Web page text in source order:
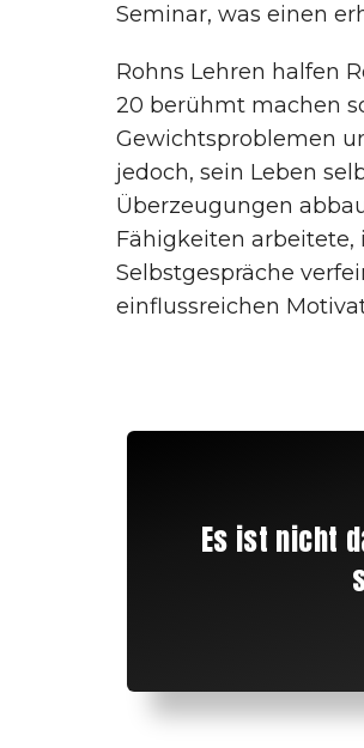
Seminar, was einen
Rohns Lehren halfen
20 berühmt machen
Gewichtsproblemen
jedoch, sein Leben
Überzeugungen
Fähigkeiten
Selbstgespräche
einflussreichen
Es ist nicht